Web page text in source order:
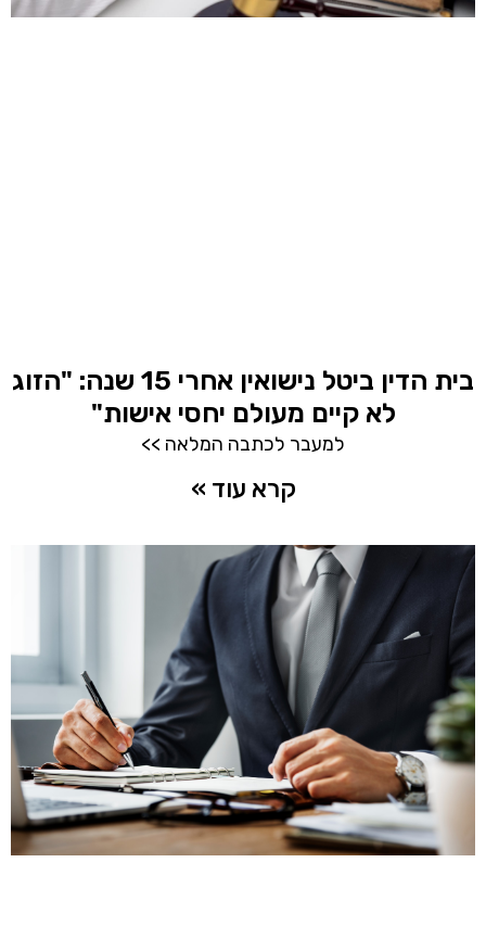
בית הדין ביטל נישואין אחרי 15 שנה: "הזוג
לא קיים מעולם יחסי אישות"
למעבר לכתבה המלאה >>
קרא עוד »